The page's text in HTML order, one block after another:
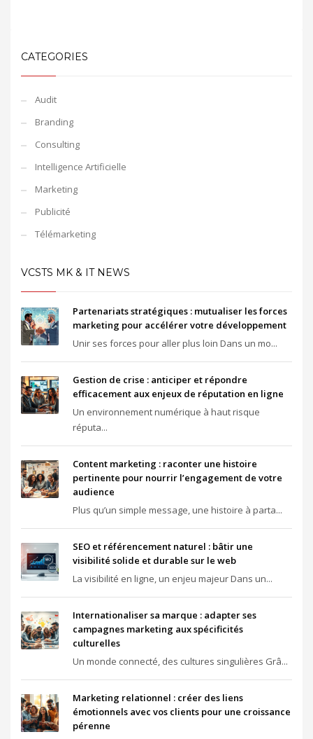
CATEGORIES
Audit
Branding
Consulting
Intelligence Artificielle
Marketing
Publicité
Télémarketing
VCSTS MK & IT NEWS
Partenariats stratégiques : mutualiser les forces
marketing pour accélérer votre développement
Unir ses forces pour aller plus loin Dans un mo...
Gestion de crise : anticiper et répondre
efficacement aux enjeux de réputation en ligne
Un environnement numérique à haut risque
réputa...
Content marketing : raconter une histoire
pertinente pour nourrir l’engagement de votre
audience
Plus qu’un simple message, une histoire à parta...
SEO et référencement naturel : bâtir une
visibilité solide et durable sur le web
La visibilité en ligne, un enjeu majeur Dans un...
Internationaliser sa marque : adapter ses
campagnes marketing aux spécificités
culturelles
Un monde connecté, des cultures singulières Grâ...
Marketing relationnel : créer des liens
émotionnels avec vos clients pour une croissance
pérenne